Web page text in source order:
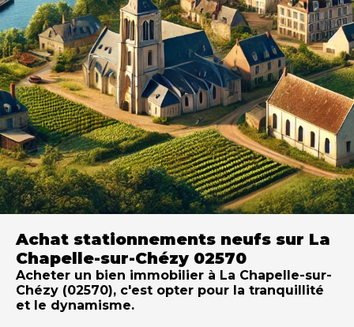
Achat stationnements neufs sur La
Chapelle-sur-Chézy 02570
Acheter un bien immobilier à La Chapelle-sur-
Chézy (02570), c'est opter pour la tranquillité
et le dynamisme.